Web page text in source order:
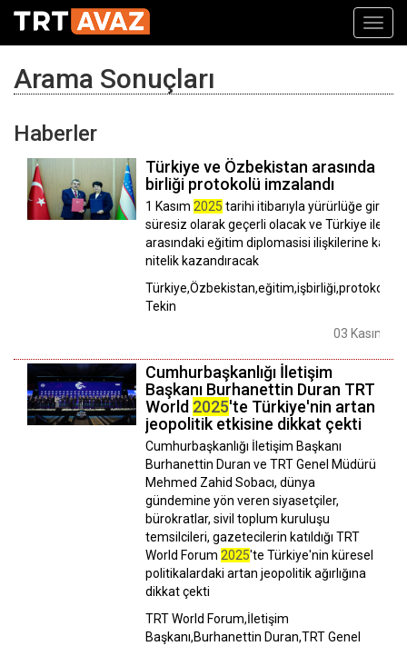
Arama Sonuçları
Haberler
Türkiye ve Özbekistan arasında
birliği protokolü imzalandı
1 Kasım 2025 tarihi itibarıyla yürürlüğe giren
süresiz olarak geçerli olacak ve Türkiye ile
arasındaki eğitim diplomasisi ilişkilerine kalıcı
nitelik kazandıracak
Tekin
03 Kasım
Cumhurbaşkanlığı İletişim
Başkanı Burhanettin Duran TRT
World 2025'te Türkiye'nin artan
jeopolitik etkisine dikkat çekti
Cumhurbaşkanlığı İletişim Başkanı
Burhanettin Duran ve TRT Genel Müdürü
Mehmed Zahid Sobacı, dünya
gündemine yön veren siyasetçiler,
bürokratlar, sivil toplum kuruluşu
temsilcileri, gazetecilerin katıldığı TRT
World Forum 2025'te Türkiye'nin küresel
politikalardaki artan jeopolitik ağırlığına
dikkat çekti
TRT World Forum,İletişim
Başkanı,Burhanettin Duran,TRT Genel